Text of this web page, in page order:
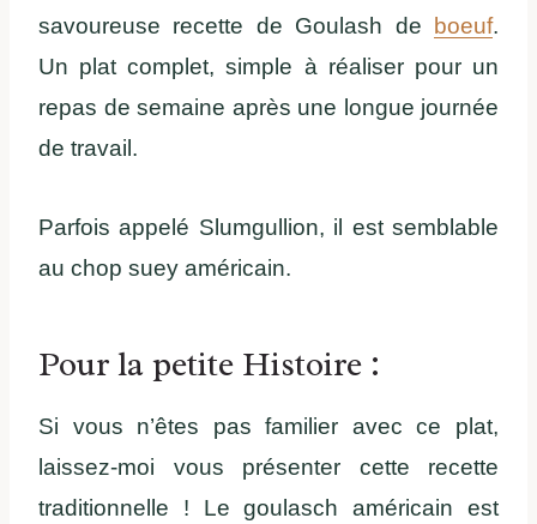
savoureuse recette de Goulash de
boeuf.
Un plat complet, simple à réaliser pour un
repas de semaine après une longue journée
de travail.
Parfois appelé Slumgullion, il est semblable
au chop suey américain.
Pour la petite Histoire :
Si vous n’êtes pas familier avec ce plat,
laissez-moi vous présenter cette recette
traditionnelle ! Le goulasch américain est